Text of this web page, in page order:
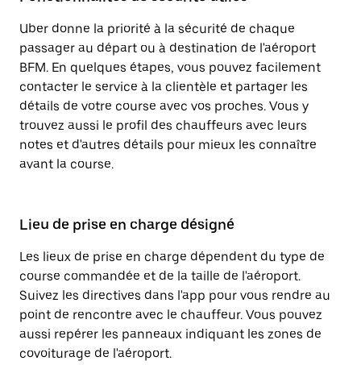
Uber donne la priorité à la sécurité de chaque
passager au départ ou à destination de l'aéroport
BFM. En quelques étapes, vous pouvez facilement
contacter le service à la clientèle et partager les
détails de votre course avec vos proches. Vous y
trouvez aussi le profil des chauffeurs avec leurs
notes et d'autres détails pour mieux les connaître
avant la course.
Lieu de prise en charge désigné
Les lieux de prise en charge dépendent du type de
course commandée et de la taille de l'aéroport.
Suivez les directives dans l'app pour vous rendre au
point de rencontre avec le chauffeur. Vous pouvez
aussi repérer les panneaux indiquant les zones de
covoiturage de l'aéroport.